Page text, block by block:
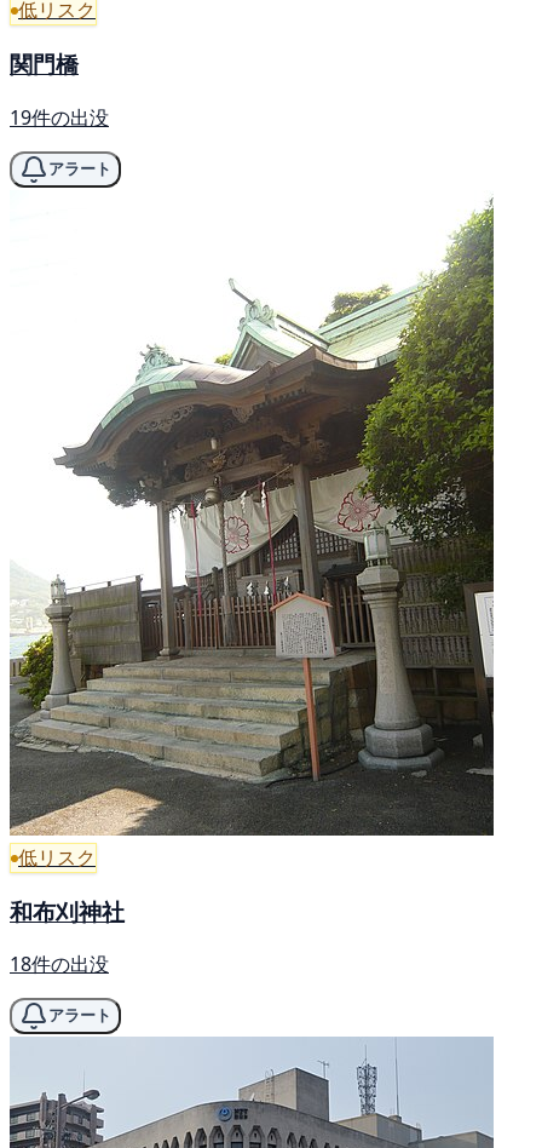
低リスク
関門橋
19件の出没
アラート
低リスク
和布刈神社
18件の出没
アラート